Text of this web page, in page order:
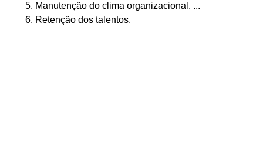
Manutenção do clima organizacional. ...
Retenção dos talentos.